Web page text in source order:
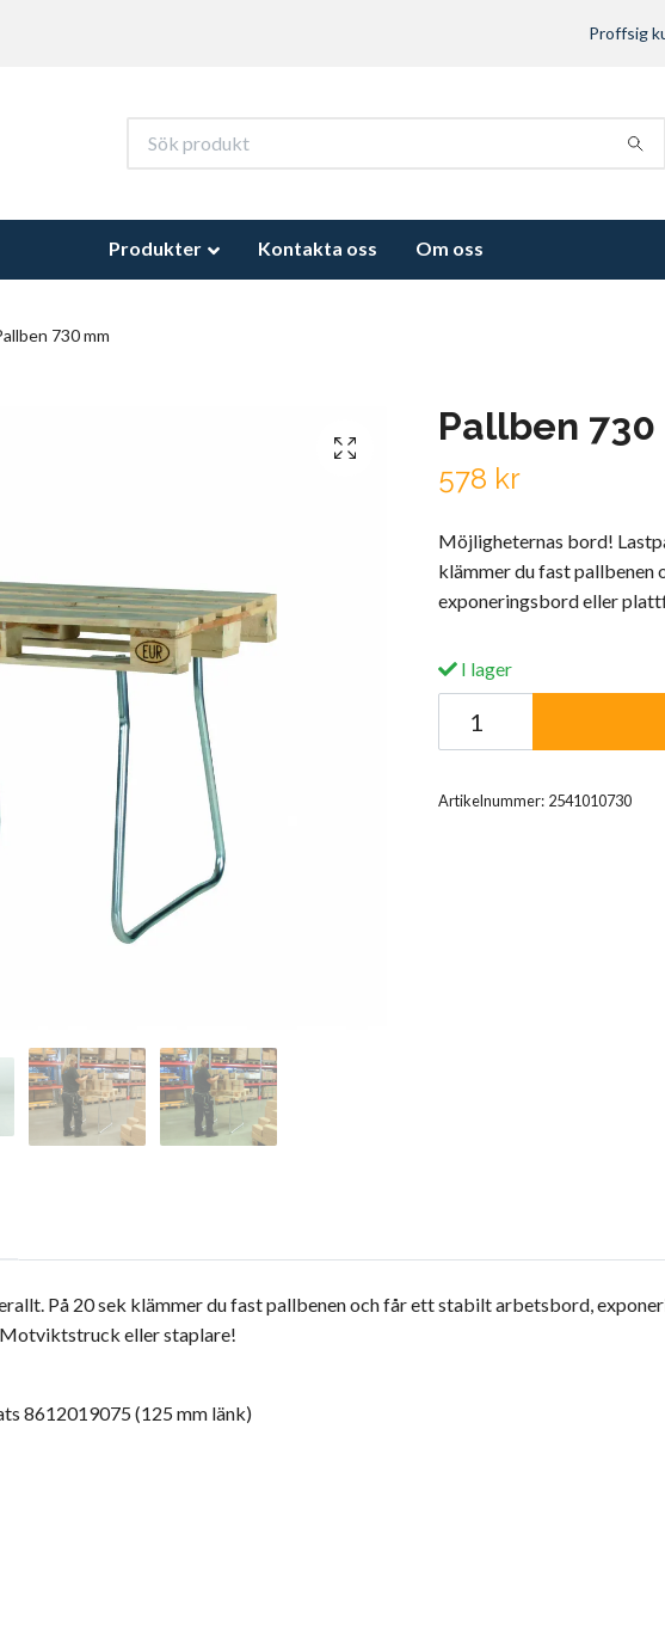
Proffsig
Produkter Kontakta oss Om oss
730 mm
Pallben 730
578 kr
Möjligheternas bord!
klämmer du fast
exponeringsbord eller
I lager
Artikelnummer: 2541010730
På 20 sek klämmer du fast pallbenen och får ett stabilt arbetsbord,
eller staplare!
8612019075 (125 mm länk)